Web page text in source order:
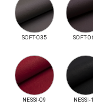
SOFT-035 SOFT-
NESSI-09
NESSI-